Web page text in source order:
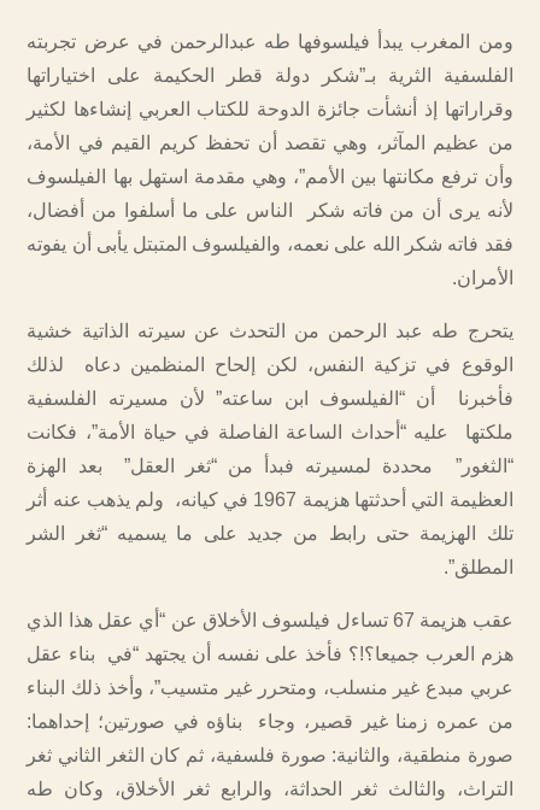
ومن المغرب يبدأ فيلسوفها طه عبدالرحمن في عرض تجربته
الفلسفية الثرية بـ”شكر دولة قطر الحكيمة على اختياراتها
وقراراتها إذ أنشأت جائزة الدوحة للكتاب العربي إنشاءها لكثير
من عظيم المآثر، وهي تقصد أن تحفظ كريم القيم في الأمة،
وأن ترفع مكانتها بين الأمم”، وهي مقدمة استهل بها الفيلسوف
لأنه يرى أن من فاته شكر الناس على ما أسلفوا من أفضال،
فقد فاته شكر الله على نعمه، والفيلسوف المتبتل يأبى أن يفوته
الأمران.
يتحرج طه عبد الرحمن من التحدث عن سيرته الذاتية خشية
الوقوع في تزكية النفس، لكن إلحاح المنظمين دعاه لذلك
فأخبرنا أن “الفيلسوف ابن ساعته” لأن مسيرته الفلسفية
ملكتها عليه “أحداث الساعة الفاصلة في حياة الأمة”، فكانت
“الثغور” محددة لمسيرته فبدأ من “ثغر العقل” بعد الهزة
العظيمة التي أحدثتها هزيمة 1967 في كيانه، ولم يذهب عنه أثر
تلك الهزيمة حتى رابط من جديد على ما يسميه “ثغر الشر
المطلق”.
عقب هزيمة 67 تساءل فيلسوف الأخلاق عن “أي عقل هذا الذي
هزم العرب جميعا؟!؟ فأخذ على نفسه أن يجتهد “في بناء عقل
عربي مبدع غير منسلب، ومتحرر غير متسيب”، وأخذ ذلك البناء
من عمره زمنا غير قصير، وجاء بناؤه في صورتين؛ إحداهما:
صورة منطقية، والثانية: صورة فلسفية، ثم كان الثغر الثاني ثغر
التراث، والثالث ثغر الحداثة، والرابع ثغر الأخلاق، وكان طه